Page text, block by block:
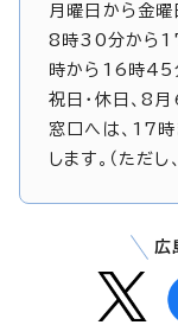
月曜日から金曜
8時30分から17
時から16時45
祝日・休日、8
窓口へは、17
します。（ただ
広